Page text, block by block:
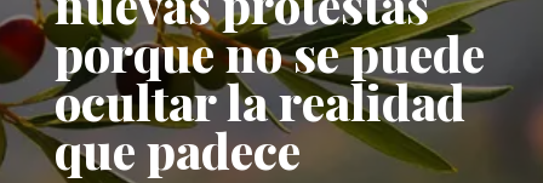
porque no se puede
ocultar la realidad
que padece